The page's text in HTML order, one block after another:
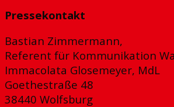
Pressekontakt
Bastian Zimmermann,
Referent für Kommunikation
Immacolata Glosemeyer, MdL
Goethestraße 48
38440 Wolfsburg